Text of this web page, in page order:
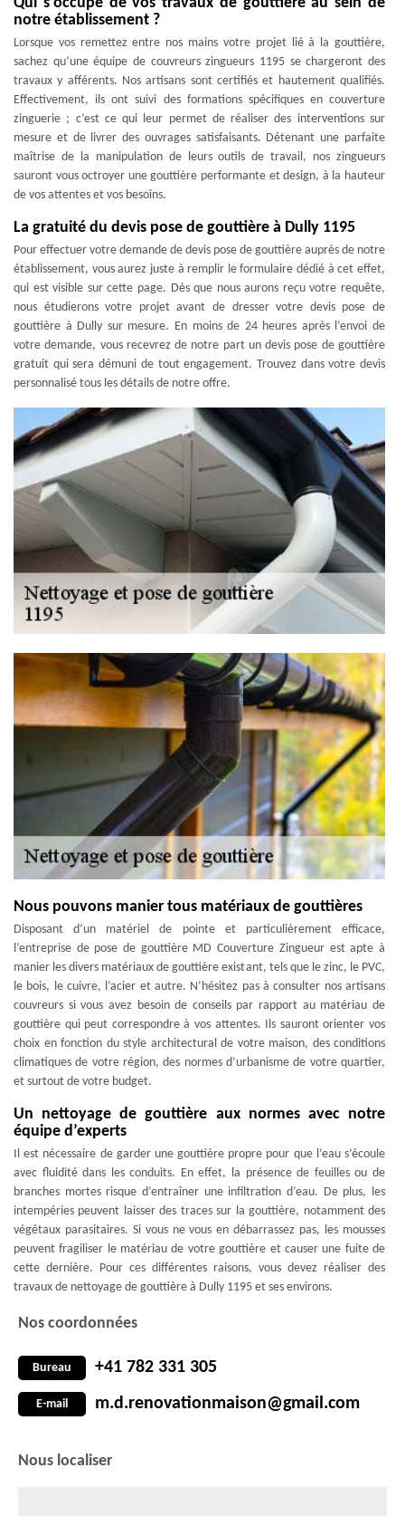
notre établissement ?
Lorsque vos remettez entre nos mains votre projet lié à la gouttière,
sachez qu’une équipe de couvreurs zingueurs 1195 se chargeront des
travaux y afférents. Nos artisans sont certifiés et hautement qualifiés.
Effectivement, ils ont suivi des formations spécifiques en couverture
zinguerie ; c’est ce qui leur permet de réaliser des interventions sur
mesure et de livrer des ouvrages satisfaisants. Détenant une parfaite
maîtrise de la manipulation de leurs outils de travail, nos zingueurs
sauront vous octroyer une gouttière performante et design, à la hauteur
de vos attentes et vos besoins.
La gratuité du devis pose de gouttière à Dully 1195
Pour effectuer votre demande de devis pose de gouttière auprès de notre
établissement, vous aurez juste à remplir le formulaire dédié à cet effet,
qui est visible sur cette page. Dès que nous aurons reçu votre requête,
nous étudierons votre projet avant de dresser votre devis pose de
gouttière à Dully sur mesure. En moins de 24 heures après l’envoi de
votre demande, vous recevrez de notre part un devis pose de gouttière
gratuit qui sera démuni de tout engagement. Trouvez dans votre devis
personnalisé tous les détails de notre offre.
Nous pouvons manier tous matériaux de gouttières
Disposant d’un matériel de pointe et particulièrement efficace,
l’entreprise de pose de gouttière MD Couverture Zingueur est apte à
manier les divers matériaux de gouttière existant, tels que le zinc, le PVC,
le bois, le cuivre, l’acier et autre. N’hésitez pas à consulter nos artisans
couvreurs si vous avez besoin de conseils par rapport au matériau de
gouttière qui peut correspondre à vos attentes. Ils sauront orienter vos
choix en fonction du style architectural de votre maison, des conditions
climatiques de votre région, des normes d’urbanisme de votre quartier,
et surtout de votre budget.
Un nettoyage de gouttière aux normes avec notre
équipe d’experts
Il est nécessaire de garder une gouttière propre pour que l’eau s’écoule
avec fluidité dans les conduits. En effet, la présence de feuilles ou de
branches mortes risque d’entraîner une infiltration d’eau. De plus, les
intempéries peuvent laisser des traces sur la gouttière, notamment des
végétaux parasitaires. Si vous ne vous en débarrassez pas, les mousses
peuvent fragiliser le matériau de votre gouttière et causer une fuite de
cette dernière. Pour ces différentes raisons, vous devez réaliser des
travaux de nettoyage de gouttière à Dully 1195 et ses environs.
Nos coordonnées
Bureau +41 782 331 305
E-mail m.d.renovationmaison@gmail.com
Nous localiser